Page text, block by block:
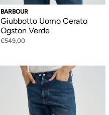
BARBOUR
Giubbotto Uomo Cerato
Ogston Verde
€549,00